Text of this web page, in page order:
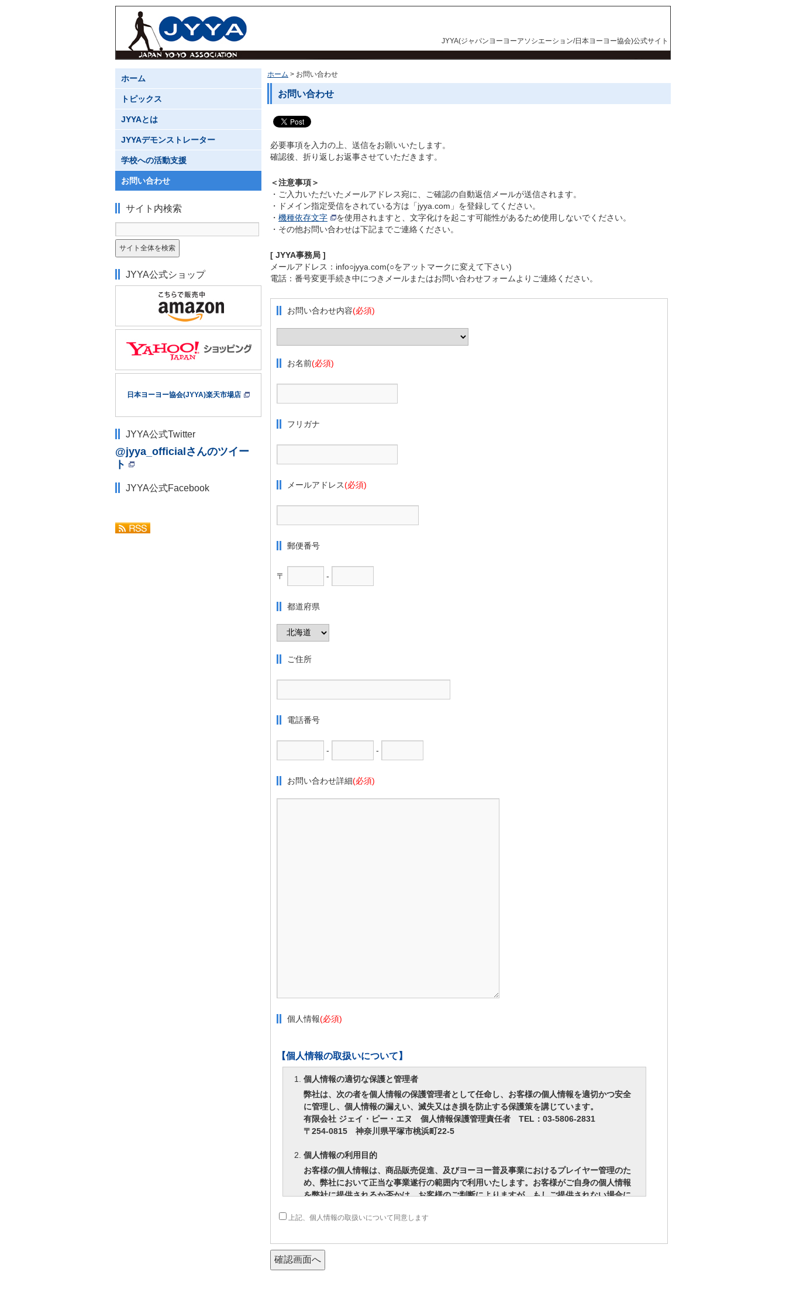
JYYA(ジャパンヨーヨーアソシエーション/日本ヨーヨー協会)公式サイト
ホーム お問い合わせ
お問い合わせ
必要事項を入力の上、送信をお願いいたします。
確認後、折り返しお返事させていただきます。
＜注意事項＞
・ご入力いただいたメールアドレス宛に、ご確認の自動返信メールが送信されます。
・ドメイン指定受信をされている方は「jyya.com」を登録してください。
・ 機種依存文字
を使用されますと、文字化けを起こす可能性があるため使用しないでください。
・その他お問い合わせは下記までご連絡ください。
[ JYYA事務局 ]
メールアドレス：info○jyya.com(○をアットマークに変えて下さい)
電話：番号変更手続き中につきメールまたはお問い合わせフォームよりご連絡ください。
お問い合わせ内容(必須)
お名前(必須)
フリガナ
メールアドレス(必須)
郵便番号
〒 -
都道府県
ご住所
電話番号
- -
お問い合わせ詳細(必須)
個人情報(必須)
【個人情報の取扱いについて】
個人情報の適切な保護と管理者
弊社は、次の者を個人情報の保護管理者として任命し、お客様の個人情報を適切かつ安全
に管理し、個人情報の漏えい、滅失又はき損を防止する保護策を講じています。
有限会社 ジェイ・ピー・エヌ 個人情報保護管理責任者 TEL：03‐5806-2831
〒254-0815 神奈川県平塚市桃浜町22-5
個人情報の利用目的
お客様の個人情報は、商品販売促進、及びヨーヨー普及事業におけるプレイヤー管理のた
め、弊社において正当な事業遂行の範囲内で利用いたします。お客様がご自身の個人情報
を弊社に提供されるか否かは、お客様のご判断によりますが、もしご提供されない場合に
お客様の個人情報は、以下掲げる場合以外に、事前にご本人の同意無く第三者に提供する
ことはありません。
上記、個人情報の取扱いについて同意します
ホーム
トピックス
JYYAとは
JYYAデモンストレーター
学校への活動支援
お問い合わせ
サイト内検索
JYYA公式ショップ
日本ヨーヨー協会(JYYA)楽天市場店
JYYA公式Twitter
@jyya_officialさんのツイー
ト
JYYA公式Facebook